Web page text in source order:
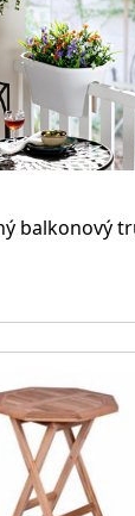
balkonový